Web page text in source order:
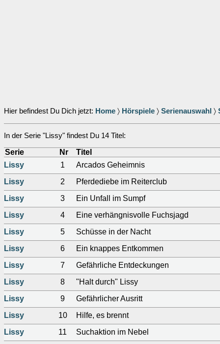
Hier befindest Du Dich jetzt: Home 〉 Hörspiele 〉 Serienauswahl 〉
In der Serie "Lissy" findest Du 14 Titel:
Serie Nr
Titel
Lissy
1
Arcados Geheimnis
Lissy
2
Pferdediebe im Reiterclub
Lissy
3
Ein Unfall im Sumpf
Lissy
4
Eine verhängnisvolle Fuchsjagd
Lissy
5
Schüsse in der Nacht
Lissy
6
Ein knappes Entkommen
Lissy
7
Gefährliche Entdeckungen
Lissy
8
"Halt durch" Lissy
Lissy
9
Gefährlicher Ausritt
Lissy
10
Hilfe, es brennt
Lissy
11
Suchaktion im Nebel